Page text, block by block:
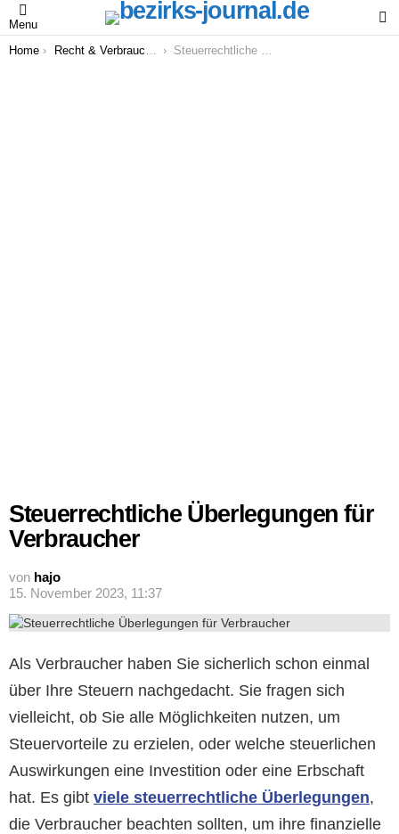
Menu
You are here:
Home Recht & Verbraucher Steuerrechtliche Überlegungen für Verbraucher
Steuerrechtliche Überlegungen für
Verbraucher
von hajo
15. November 2023, 11:37
Als Verbraucher haben Sie sicherlich schon einmal
über Ihre Steuern nachgedacht. Sie fragen sich
vielleicht, ob Sie alle Möglichkeiten nutzen, um
Steuervorteile zu erzielen, oder welche steuerlichen
Auswirkungen eine Investition oder eine Erbschaft
hat. Es gibt viele steuerrechtliche Überlegungen,
die Verbraucher beachten sollten, um ihre finanzielle